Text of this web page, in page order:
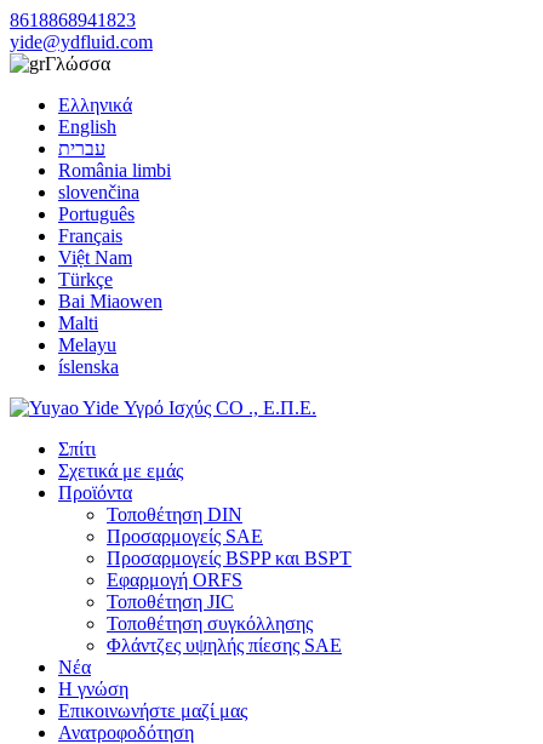
8618868941823
yide@ydfluid.com
Γλώσσα
Ελληνικά
English
עברית
România limbi
slovenčina
Português
Français
Việt Nam
Türkçe
Bai Miaowen
Malti
Melayu
íslenska
Σπίτι
Σχετικά με εμάς
Προϊόντα
Τοποθέτηση DIN
Προσαρμογείς SAE
Προσαρμογείς BSPP και BSPT
Εφαρμογή ORFS
Τοποθέτηση JIC
Τοποθέτηση συγκόλλησης
Φλάντζες υψηλής πίεσης SAE
Νέα
Η γνώση
Επικοινωνήστε μαζί μας
Ανατροφοδότηση